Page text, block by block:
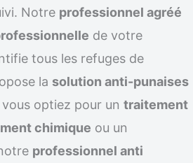
Notre professionnel agréé
de votre
tous les refuges de
la solution anti-punaises
optiez pour un traitement
chimique ou un
professionnel anti